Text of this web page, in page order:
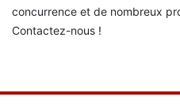
concurrence et de nombreux
Contactez-nous !